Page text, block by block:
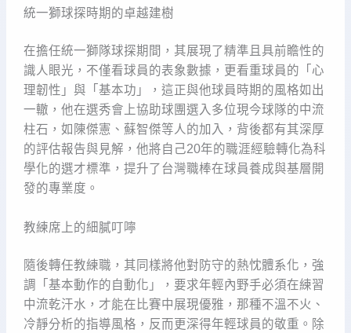
統一獅球探時期的卓越建樹
在擔任統一獅隊球探期間，其展現了精準且具前瞻性的
識人眼光，不僅看球員的表象數據，更看重球員的「心
理韌性」與「基本功」，這正與他球員時期的風格如出
一轍，他在選秀會上協助球團選入多位現今球隊的中流
柱石，如陳傑憲、蘇智傑等人的加入，背後都有其深厚
的評估報告與見解，他將自己20年的職涯經驗轉化為科
學化的選才標準，提升了台灣職棒在球員養成與基層開
發的專業度。
教練席上的細膩叮嚀
隨後轉任教練職，其同樣將他對防守的熱忱體系化，強
調「基本動作的自動化」，要求年輕內野手必須在練習
中流乾汗水，才能在比賽中展現優雅，那種不溫不火、
冷靜分析的指導風格，反而更深得年輕球員的敬重。除